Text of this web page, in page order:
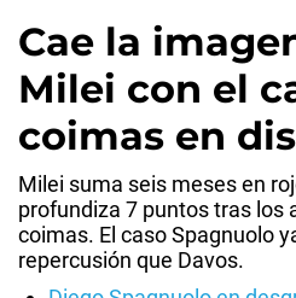
Cae la
Milei con el
coimas en
Milei suma seis meses en
profundiza 7 puntos tras los
coimas. El caso Spagnuolo
repercusión que Davos.